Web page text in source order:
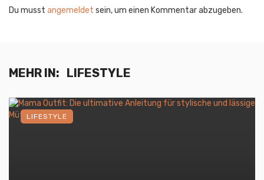
Du musst angemeldet sein, um einen Kommentar abzugeben.
MEHR IN: LIFESTYLE
LIFESTYLE